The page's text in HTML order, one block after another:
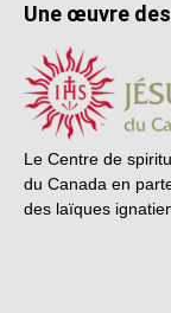
Une œuvre
Le Centre de
du Canada en
des laïques